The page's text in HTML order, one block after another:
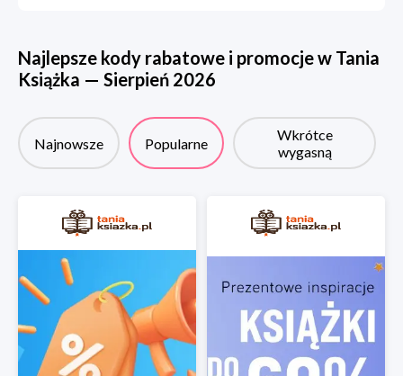
Najlepsze kody rabatowe i promocje w Tania
Książka — Sierpień 2026
Najnowsze Popularne
Wkrótce
wygasną